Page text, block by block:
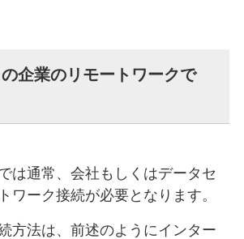
企業のリモートワークで
は通常、会社もしくはデータセ
ワーク接続が必要となります。
方法は、前述のようにインター